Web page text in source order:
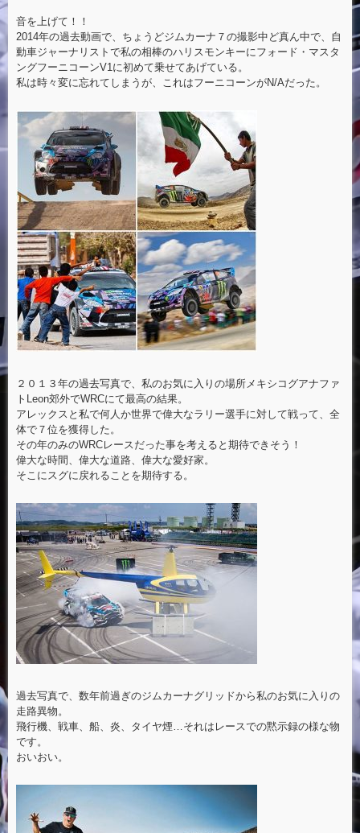
音を上げて！！
2014年の過去動画で、ちょうどジムカーナ７の撮影中ど真ん中で、自
動車ジャーナリストで私の相棒のハリスモンキーにフォード・マスタ
ングフーニコーンV1に初めて乗せてあげている。
私は時々変に忘れてしまうが、これはフーニコーンがN/Aだった。
２０１３年の過去写真で、私のお気に入りの場所メキシコグアナファ
トLeon郊外でWRCにて最高の結果。
アレックスと私で何人か世界で偉大なラリー選手に対して戦って、全
体で７位を獲得した。
その年のみのWRCレースだった事を考えると期待できそう！
偉大な時間、偉大な道路、偉大な愛好家。
そこにスグに戻れることを期待する。
過去写真で、数年前過ぎのジムカーナグリッドから私のお気に入りの
走路異物。
飛行機、戦車、船、炎、タイヤ煙…それはレースでの黙示録の様な物
です。
おいおい。